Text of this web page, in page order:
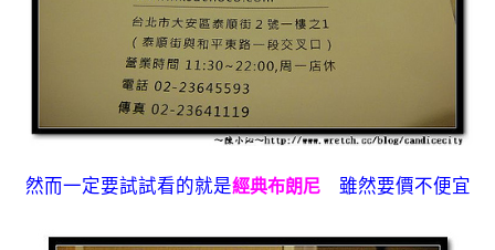
然而一定要試試看的就是經典布朗尼雖然要價不便宜